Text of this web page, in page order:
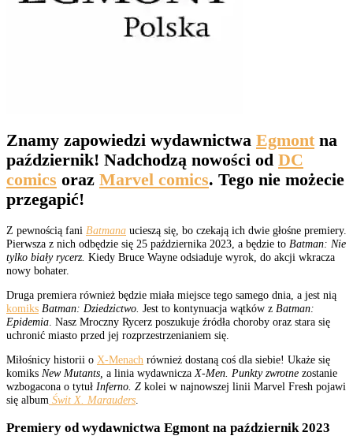
Znamy zapowiedzi wydawnictwa Egmont na
październik! Nadchodzą nowości od DC
comics oraz Marvel comics. Tego nie możecie
przegapić!
Z pewnością fani Batmana ucieszą się, bo czekają ich dwie głośne premiery.
Pierwsza z nich odbędzie się 25 października 2023, a będzie to Batman: Nie
tylko biały rycerz. Kiedy Bruce Wayne odsiaduje wyrok, do akcji wkracza
nowy bohater.
Druga premiera również będzie miała miejsce tego samego dnia, a jest nią
komiks Batman: Dziedzictwo. Jest to kontynuacja wątków z Batman:
Epidemia . Nasz Mroczny Rycerz poszukuje źródła choroby oraz stara się
uchronić miasto przed jej rozprzestrzenianiem się.
Miłośnicy historii o X-Menach również dostaną coś dla siebie! Ukaże się
komiks New Mutants, a linia wydawniczaX-Men. Punkty zwrotne zostanie
wzbogacona o tytuł Inferno. Z kolei w najnowszej linii Marvel Fresh pojawi
się album Świt X. Marauders.
Premiery od wydawnictwa Egmont na październik 2023